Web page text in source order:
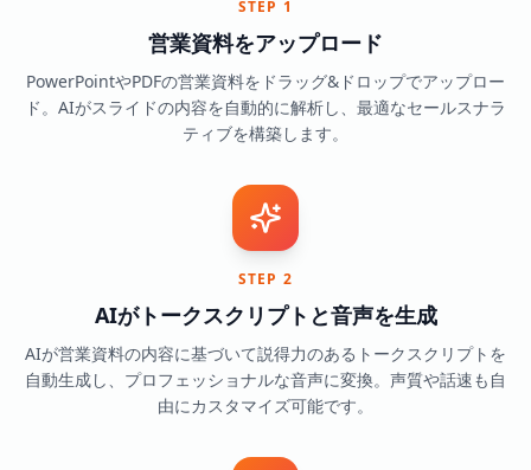
STEP 1
営業資料をアップロード
PowerPointやPDFの営業資料をドラッグ&ドロップでアップロー
ド。AIがスライドの内容を自動的に解析し、最適なセールスナラ
ティブを構築します。
STEP 2
AIがトークスクリプトと音声を生成
AIが営業資料の内容に基づいて説得力のあるトークスクリプトを
自動生成し、プロフェッショナルな音声に変換。声質や話速も自
由にカスタマイズ可能です。